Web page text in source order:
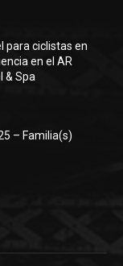
para ciclistas en
en el AR
& Spa
– Familia(s)